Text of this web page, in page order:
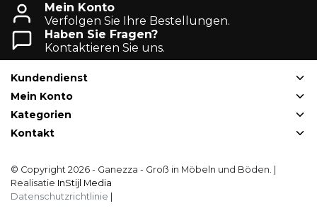
Mein Konto
Verfolgen Sie Ihre Bestellungen.
Haben Sie Fragen?
Kontaktieren Sie uns.
Kundendienst
Mein Konto
Kategorien
Kontakt
© Copyright 2026 - Ganezza - Groß in Möbeln und Böden. |
Realisatie InStijl Media
Datenschutzrichtlinie